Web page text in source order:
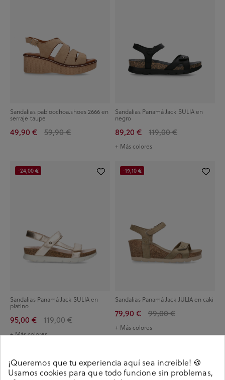
Sandalias pabloochoa.shoes 2666 en
serraje taupe
49,90 € 59,90 €
Sandalias Panamá Jack SULIA en
negro
89,20 € 119,00 €
+ Más colores
Sandalias Panamá Jack SULIA en
platino
95,00 € 119,00 €
+ Más colores
-24,00 €
Sandalias Panamá Jack JULIA en caki
79,90 € 99,00 €
+ Más colores
-19,10 €
-19,10 €
¡Queremos que tu experiencia aquí sea increíble! 🍪
Usamos cookies para que todo funcione sin problemas,